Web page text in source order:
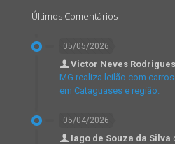
Últimos Comentários
05/05/2026
Victor Neves Rodrigues
MG realiza leilão com
em Cataguases e região.
05/04/2026
Iago de Souza da Silva